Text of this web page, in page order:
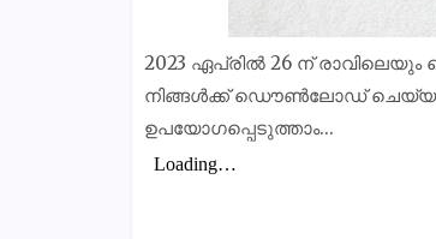
2023 ഏപ്രിൽ 26 ന്
നിങ്ങൾക്ക് ഡൌൺലോഡ്
ഉപയോഗപ്പെടുത്താം...